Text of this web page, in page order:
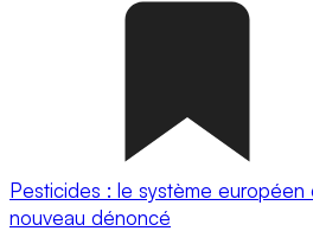
Pesticides : le système
nouveau dénoncé